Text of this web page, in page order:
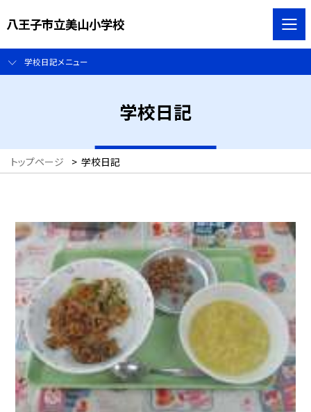
八王子市立美山小学校
学校日記メニュー
学校日記
トップページ > 学校日記